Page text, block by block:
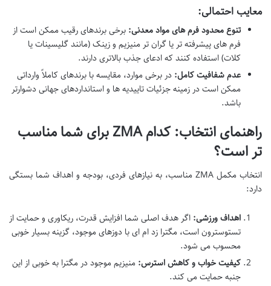
معایب احتمالی:
تنوع محدود فرم های مواد معدنی: برخی برندهای رقیب ممکن است از
فرم های پیشرفته تر یا گران تر منیزیم و زینک (مانند گلیسینات یا
کلات) استفاده کنند که ادعای جذب بالاتری دارند.
عدم شفافیت کامل: در برخی موارد، مقایسه با برندهای کاملاً وارداتی
ممکن است در زمینه جزئیات تاییدیه ها و استانداردهای جهانی دشوارتر
باشد.
راهنمای انتخاب: کدام ZMA برای شما مناسب
تر است؟
انتخاب مکمل ZMA مناسب، به نیازهای فردی، بودجه و اهداف شما بستگی
دارد:
اهداف ورزشی: اگر هدف اصلی شما افزایش قدرت، ریکاوری و حمایت از
تستوسترون است، مگترا زد ام ای با دوزهای موجود، گزینه بسیار خوبی
محسوب می شود.
کیفیت خواب و کاهش استرس: منیزیم موجود در مگترا به خوبی از این
جنبه حمایت می کند.